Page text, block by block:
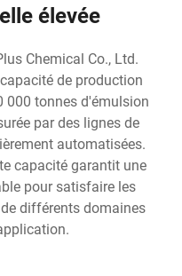
élevée
Chemical Co., Ltd.
de production
000 tonnes d'émulsion
par des lignes de
automatisées.
capacité garantit une
pour satisfaire les
différents domaines